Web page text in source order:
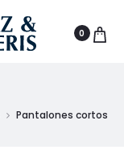
0
Pantalones cortos